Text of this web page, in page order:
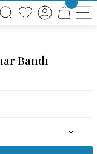
BEDAVA!
REFERANSI
Bandı